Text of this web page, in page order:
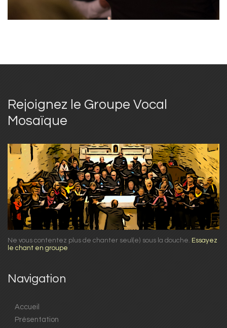
Rejoignez le Groupe Vocal
Mosaïque
Ne vous contentez plus de chanter seul(e) sous la douche. Essayez
le chant en groupe
Navigation
Accueil
Présentation